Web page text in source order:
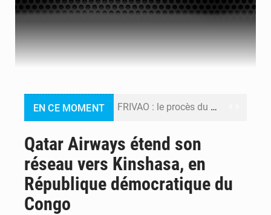
EN CE MOMENT FRIVAO : le procès du détournement de 325 millions de dollars reporté à la mi-août
Alerte Ebola à Kinshasa : Un bateau sous haute surveillance accoste à Maluku avec 200 passagers à bord
Qatar Airways étend son
réseau vers Kinshasa, en
République démocratique du
Congo